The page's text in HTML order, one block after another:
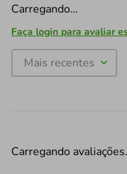
Carregando…
Faça login para avaliar
Mais recentes
Carregando